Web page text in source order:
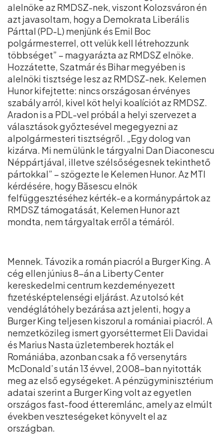
alelnöke az RMDSZ-nek, viszont Kolozsváron én
azt javasoltam, hogy a Demokrata Liberális
Párttal (PD-L) menjünk és Emil Boc
polgármesterrel, ott velük kell létrehozzunk
többséget” – magyarázta az RMDSZ elnöke.
Hozzátette, Szatmár és Bihar megyében is
alelnöki tisztsége lesz az RMDSZ-nek. Kelemen
Hunor kifejtette: nincs országosan érvényes
szabály arról, kivel köt helyi koalíciót az RMDSZ.
Aradon is a PDL-vel próbál a helyi szervezet a
választások győztesével megegyezni az
alpolgármesteri tisztségről. „Egy dolog van
kizárva. Mi nem ülünk le tárgyalni Dan Diaconescu
Néppártjával, illetve szélsőségesnek tekinthető
pártokkal” – szögezte le Kelemen Hunor. Az MTI
kérdésére, hogy Băsescu elnök
felfüggesztéséhez kérték-e a kormánypártok az
RMDSZ támogatását, Kelemen Hunor azt
mondta, nem tárgyaltak erről a témáról.
Mennek. Távozik a román piacról a Burger King. A
cég ellen június 8-án a Liberty Center
kereskedelmi centrum kezdeményezett
fizetésképtelenségi eljárást. Az utolsó két
vendéglátóhely bezárása azt jelenti, hogy a
Burger King teljesen kiszorul a romániai piacról. A
nemzetközileg ismert gyorséttermet Eli Davidai
és Marius Nasta üzletemberek hozták el
Romániába, azonban csak a fő versenytárs
McDonald’s után 13 évvel, 2008-ban nyitották
meg az első egységeket. A pénzügyminisztérium
adatai szerint a Burger King volt az egyetlen
országos fast-food étteremlánc, amely az elmúlt
években veszteségeket könyvelt el az
országban.